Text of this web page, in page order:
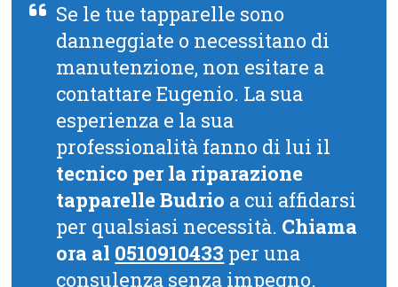
Se le tue tapparelle sono
danneggiate o necessitano di
manutenzione, non esitare a
contattare Eugenio. La sua
esperienza e la sua
professionalità fanno di lui il
tecnico per la riparazione
tapparelle Budrio a cui affidarsi
per qualsiasi necessità. Chiama
ora al 0510910433 per una
consulenza senza impegno.